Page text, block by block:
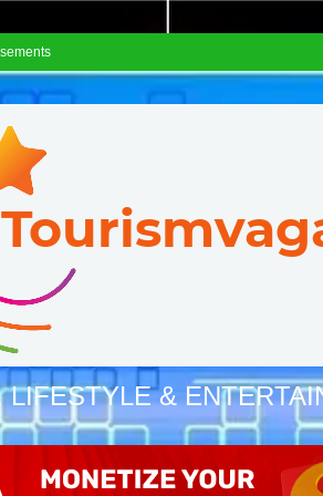
LIFESTYLE &